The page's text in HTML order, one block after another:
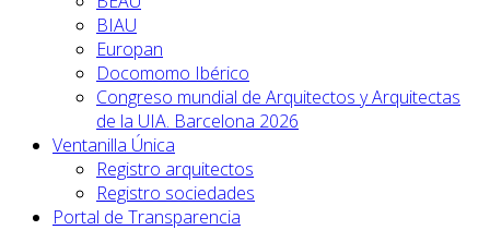
BIAU
Europan
Docomomo Ibérico
Congreso mundial de Arquitectos y Arquitectas
de la UIA. Barcelona 2026
Ventanilla Única
Registro arquitectos
Registro sociedades
Portal de Transparencia